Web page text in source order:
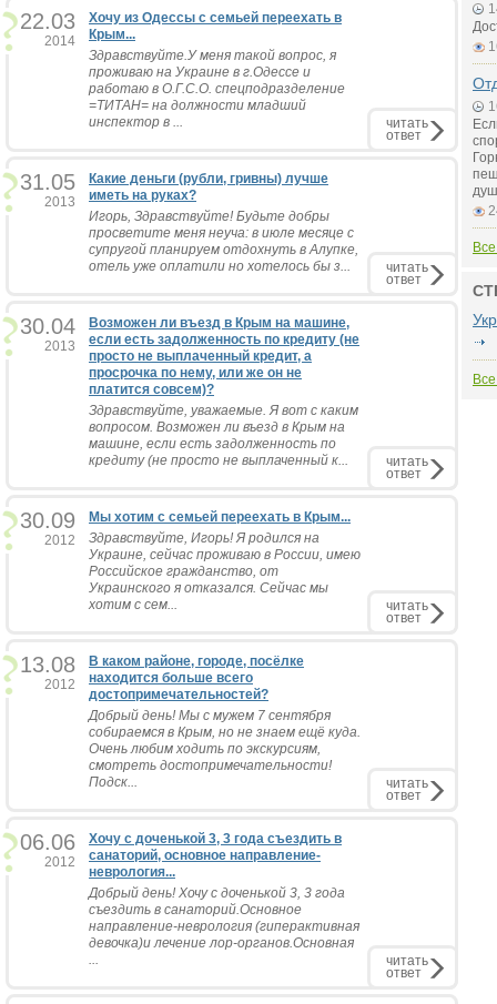
22.03
2014
Хочу из Одессы с семьей переехать в
Крым...
Здравствуйте.У меня такой вопрос, я
проживаю на Украине в г.Одессе и
работаю в О.Г.С.О. спецподразделение
=ТИТАН= на должности младший
инспектор в ...
читать
ответ
31.05
2013
Какие деньги (рубли, гривны) лучше
иметь на руках?
Игорь, Здравствуйте! Будьте добры
просветите меня неуча: в июле месяце с
супругой планируем отдохнуть в Алупке,
отель уже оплатили но хотелось бы з...
читать
ответ
30.04
2013
Возможен ли въезд в Крым на машине,
если есть задолженность по кредиту (не
просто не выплаченный кредит, а
просрочка по нему, или же он не
платится совсем)?
Здравствуйте, уважаемые. Я вот с каким
вопросом. Возможен ли въезд в Крым на
машине, если есть задолженность по
кредиту (не просто не выплаченный к...
читать
ответ
30.09
2012
Мы хотим с семьей переехать в Крым...
Здравствуйте, Игорь! Я родился на
Украине, сейчас проживаю в России, имею
Российское гражданство, от
Украинского я отказался. Сейчас мы
хотим с сем...
читать
ответ
13.08
2012
В каком районе, городе, посёлке
находится больше всего
достопримечательностей?
Добрый день! Мы с мужем 7 сентября
собираемся в Крым, но не знаем ещё куда.
Очень любим ходить по экскурсиям,
смотреть достопримечательности!
Подск...
читать
ответ
06.06
2012
Хочу с доченькой 3, 3 года съездить в
санаторий, основное направление-
неврология...
Добрый день! Хочу с доченькой 3, 3 года
съездить в санаторий.Основное
направление-неврология (гиперактивная
девочка)и лечение лор-органов.Основная
...
читать
ответ